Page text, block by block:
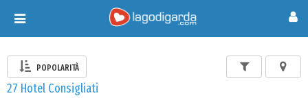
Toggle
navigation
POPOLARITÀ
27 Hotel Consigliati